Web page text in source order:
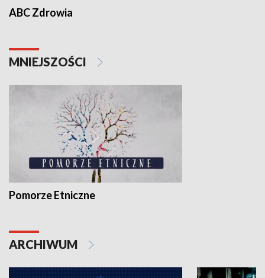
ABC Zdrowia
MNIEJSZOŚCI
Pomorze Etniczne
ARCHIWUM